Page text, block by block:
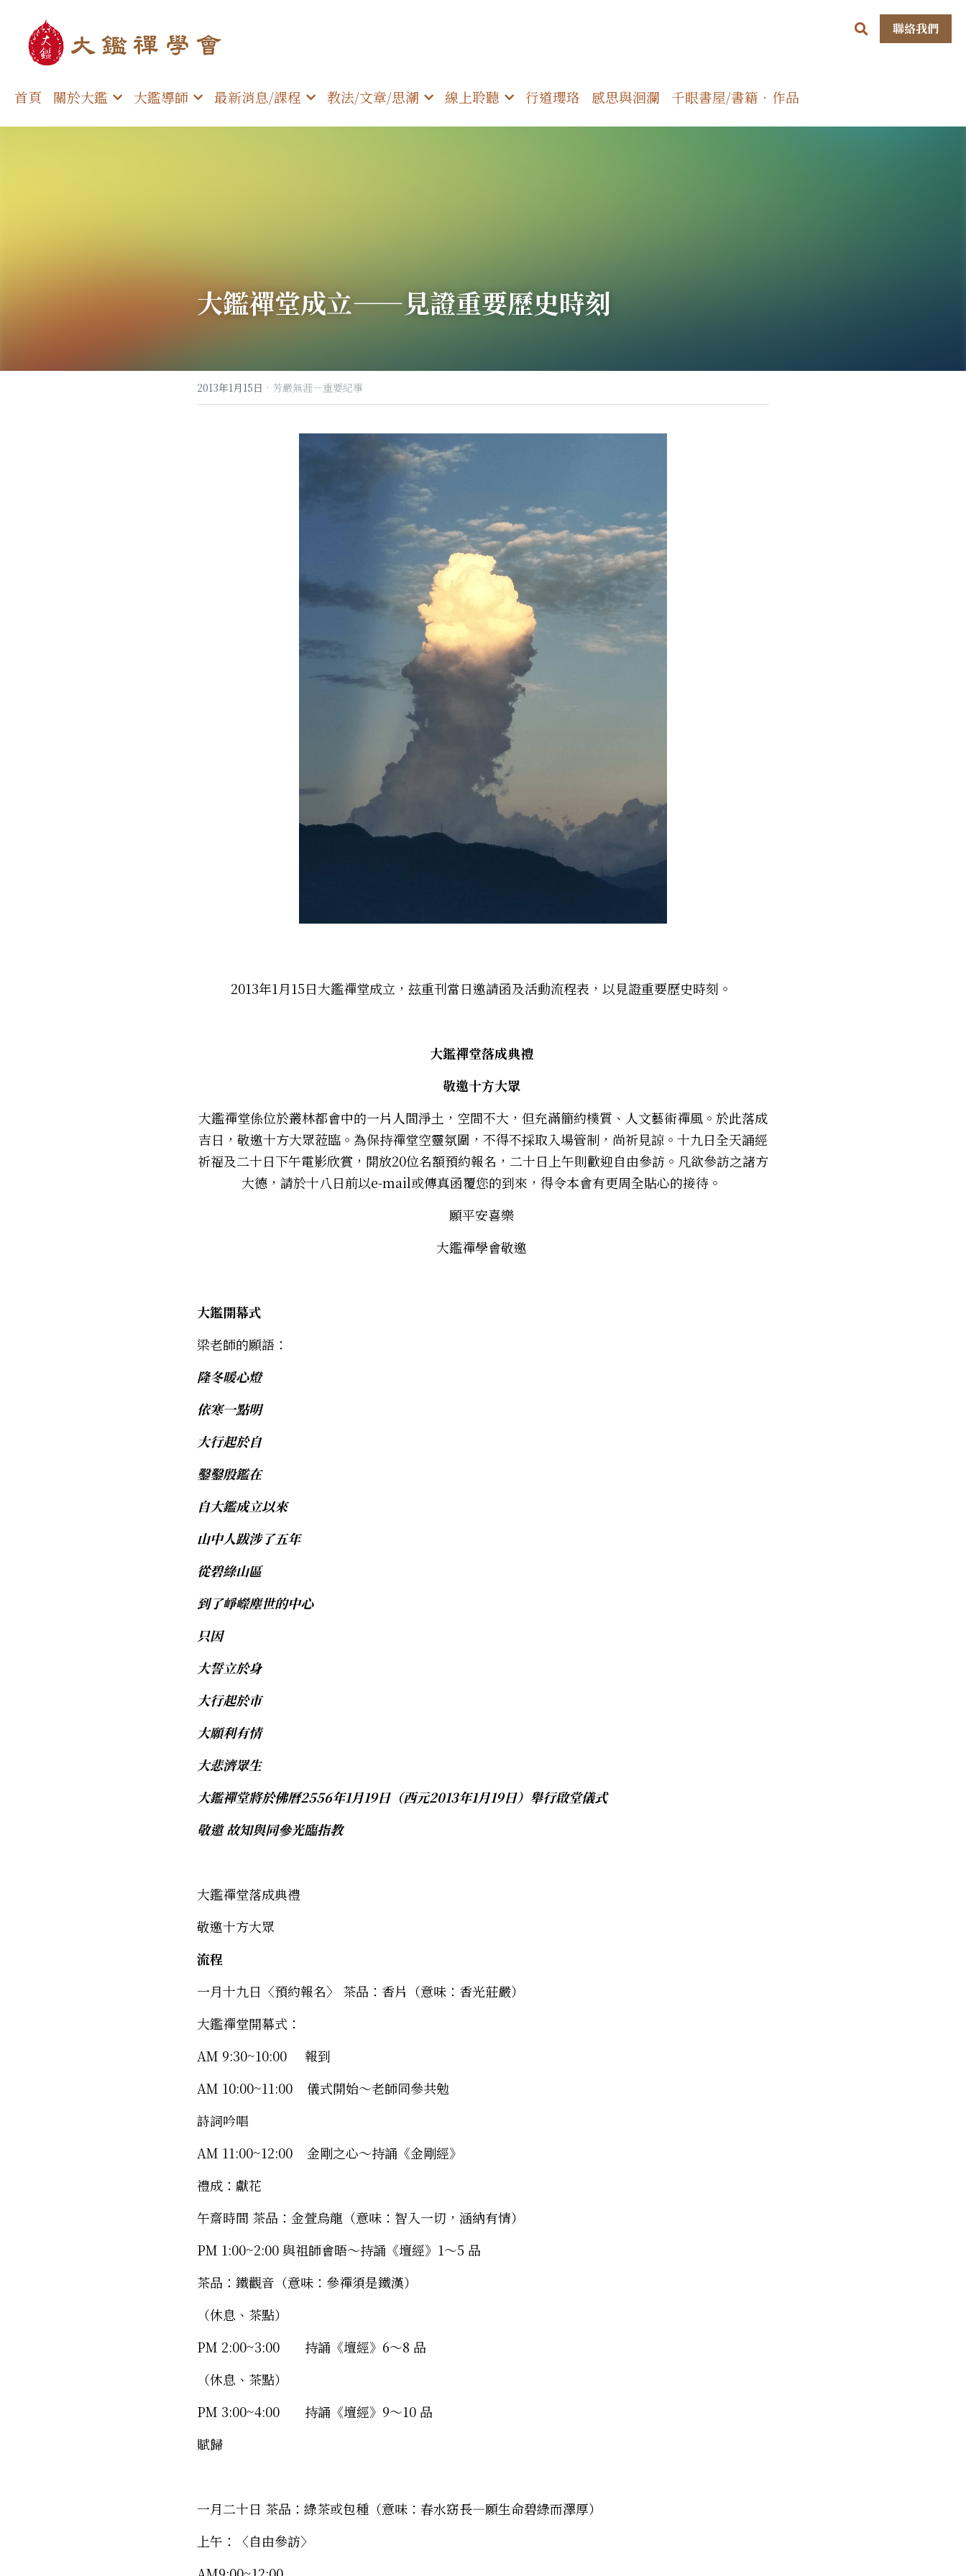
聯絡我們
首頁 關於大鑑 大鑑導師 最新消息/課程 教法/文章/思潮 線上聆聽 行道瓔珞 感思與洄瀾 千眼書屋/書籍．作品
大鑑禪堂成立——見證重要歷史時刻
2013年1月15日 · 芳嚴無涯－重要紀事
2013年1月15日大鑑禪堂成立，玆重刊當日邀請函及活動流程表，以見證重要歷史時刻。
大鑑禪堂落成典禮
敬邀十方大眾
大鑑禪堂係位於叢林都會中的一片人間淨土，空間不大，但充滿簡約樸質、人文藝術禪風。於此落成
吉日，敬邀十方大眾蒞臨。為保持禪堂空靈氛圍，不得不採取入場管制，尚祈見諒。十九日全天誦經
祈福及二十日下午電影欣賞，開放20位名額預約報名，二十日上午則歡迎自由參訪。凡欲參訪之諸方
大德，請於十八日前以e-mail或傳真函覆您的到來，得令本會有更周全貼心的接待。
願平安喜樂
大鑑禪學會敬邀
大鑑開幕式
梁老師的願語：
隆冬暖心燈
依寒一點明
大行起於自
鑿鑿殷鑑在
自大鑑成立以來
山中人跋涉了五年
從碧綠山區
到了崢嶸塵世的中心
只因
大誓立於身
大行起於市
大願利有情
大悲濟眾生
大鑑禪堂將於佛曆2556年1月19日（西元2013年1月19日）舉行啟堂儀式
敬邀 故知與同參光臨指教
大鑑禪堂落成典禮
敬邀十方大眾
流程
一月十九日〈預約報名〉 茶品：香片（意味：香光莊嚴）
大鑑禪堂開幕式：
AM 9:30~10:00     報到
AM 10:00~11:00    儀式開始～老師同參共勉
詩詞吟唱
AM 11:00~12:00    金剛之心～持誦《金剛經》
禮成：獻花
午齋時間 茶品：金萱烏龍（意味：智入一切，涵納有情）
PM 1:00~2:00 與祖師會晤～持誦《壇經》1～5 品
茶品：鐵觀音（意味：參禪須是鐵漢）
（休息、茶點）
PM 2:00~3:00       持誦《壇經》6～8 品
（休息、茶點）
PM 3:00~4:00       持誦《壇經》9～10 品
賦歸
一月二十日 茶品：綠茶或包種（意味：春水窈長—願生命碧綠而澤厚）
上午：〈自由參訪〉